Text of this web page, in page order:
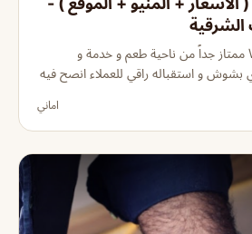
مطعم وافل الخبر WAFL ممتاز جداً من ناحية طعم و خدمة و
و استقباله راقي للعملاء انصح فيه
اماني